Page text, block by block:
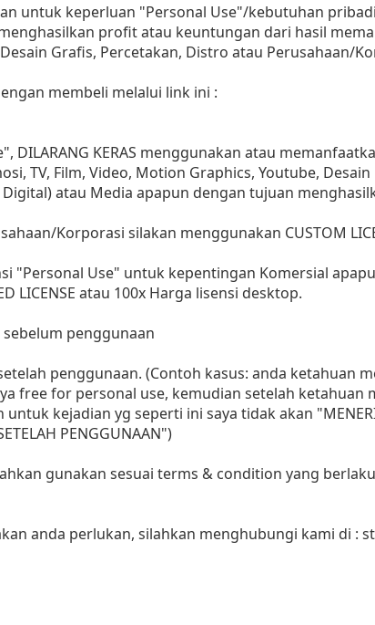
untuk keperluan "Personal Use"/kebutuhan
profit atau keuntungan dari hasil
Grafis, Percetakan, Distro atau Perusahaan/
membeli melalui link ini :
DILARANG KERAS menggunakan atau
TV, Film, Video, Motion Graphics, Youtube,
atau Media apapun dengan tujuan
Korporasi silakan menggunakan CUSTOM
"Personal Use" untuk kepentingan Komersial
LICENSE atau 100x Harga lisensi desktop.
penggunaan
penggunaan. (Contoh kasus: anda ketahuan
free for personal use, kemudian setelah ketahuan
kejadian yg seperti ini saya tidak akan
PENGGUNAAN")
gunakan sesuai terms & condition yang
anda perlukan, silahkan menghubungi kami di :